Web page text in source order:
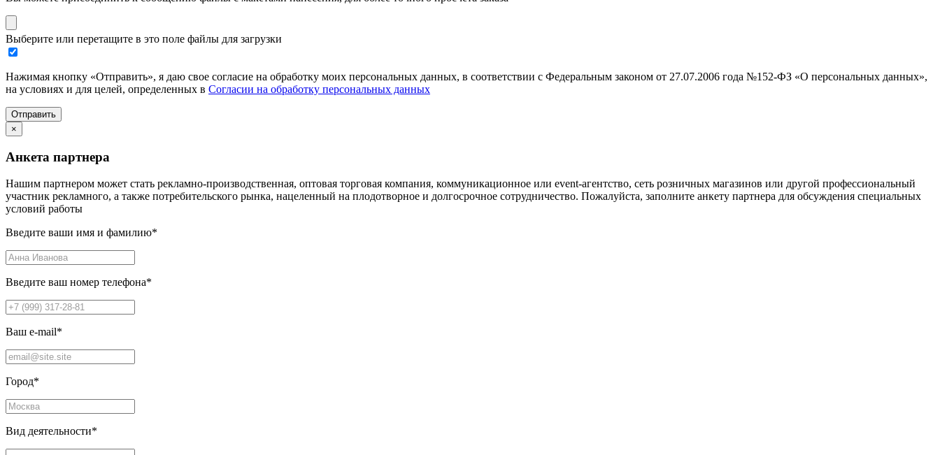
Выберите или перетащите в это поле файлы для загрузки
Нажимая кнопку «Отправить», я даю свое согласие на обработку моих персональных данных, в соответствии с Федеральным законом от 27.07.2006 года №152-ФЗ «О персональных данных»,
на условиях и для целей, определенных в Согласии на обработку персональных данных
Отправить
×
Анкета партнера
Нашим партнером может стать рекламно-производственная, оптовая торговая компания, коммуникационное или event-агентство, сеть розничных магазинов или другой профессиональный
участник рекламного, а также потребительского рынка, нацеленный на плодотворное и долгосрочное сотрудничество. Пожалуйста, заполните анкету партнера для обсуждения специальных
условий работы
Введите ваши имя и фамилию*
Введите ваш номер телефона*
Ваш e-mail*
Город*
Вид деятельности*